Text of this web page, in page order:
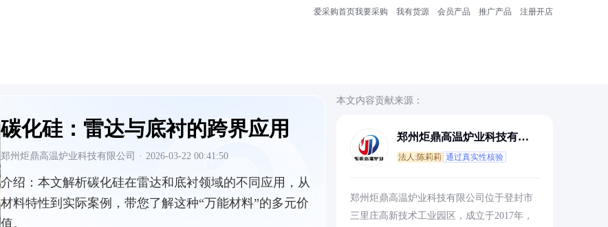
爱采购首页我要采购 我有货源 会员产品 推广产品 注册开店
碳化硅：雷达与底衬的跨界应用
郑州炬鼎高温炉业科技有限公司 · 2026-03-22 00:41:50
介绍： 本文解析碳化硅在雷达和底衬领域的不同应用，从
材料特性到实际案例，带您了解这种“万能材料”的多元价
值。
本文内容贡献来源：
郑州炬鼎高温炉业科技有限
法人:陈莉莉 通过真实性核验
郑州炬鼎高温炉业科技有限公司位于登封市
三里庄高新技术工业园区，成立于2017年，